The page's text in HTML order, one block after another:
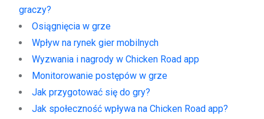
graczy?
Osiągnięcia w grze
Wpływ na rynek gier mobilnych
Wyzwania i nagrody w Chicken Road app
Monitorowanie postępów w grze
Jak przygotować się do gry?
Jak społeczność wpływa na Chicken Road app?